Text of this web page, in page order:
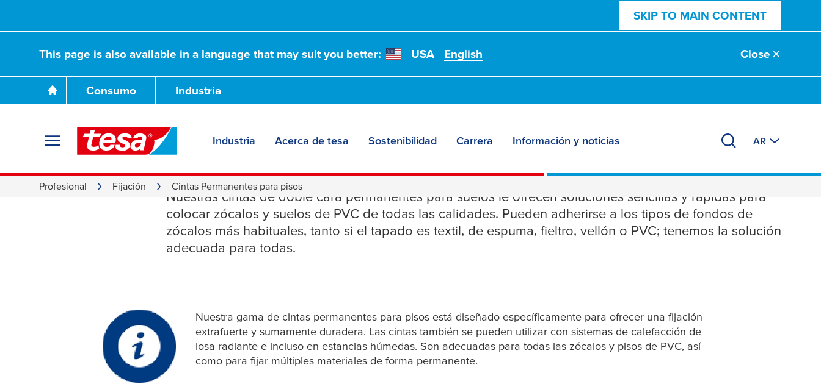
SKIP TO MAIN CONTENT
This page is also available in a language that may suit you better: USA English Close
Consumo Industria
Industria Acerca de tesa Sostenibilidad Carrera Información y noticias AR
Profesional Fijación Cintas Permanentes para pisos
Cintas Permanentes para suelos
Nuestras cintas de doble cara permanentes para suelos le ofrecen soluciones sencillas y rápidas para
colocar zócalos y suelos de PVC de todas las calidades. Pueden adherirse a los tipos de fondos de
zócalos más habituales, tanto si el tapado es textil, de espuma, fieltro, vellón o PVC; tenemos la solución
adecuada para todas.
Nuestra gama de cintas permanentes para pisos está diseñado específicamente para ofrecer una fijación
extrafuerte y sumamente duradera. Las cintas también se pueden utilizar con sistemas de calefacción de
losa radiante e incluso en estancias húmedas. Son adecuadas para todas las zócalos y pisos de PVC, así
como para fijar múltiples materiales de forma permanente.